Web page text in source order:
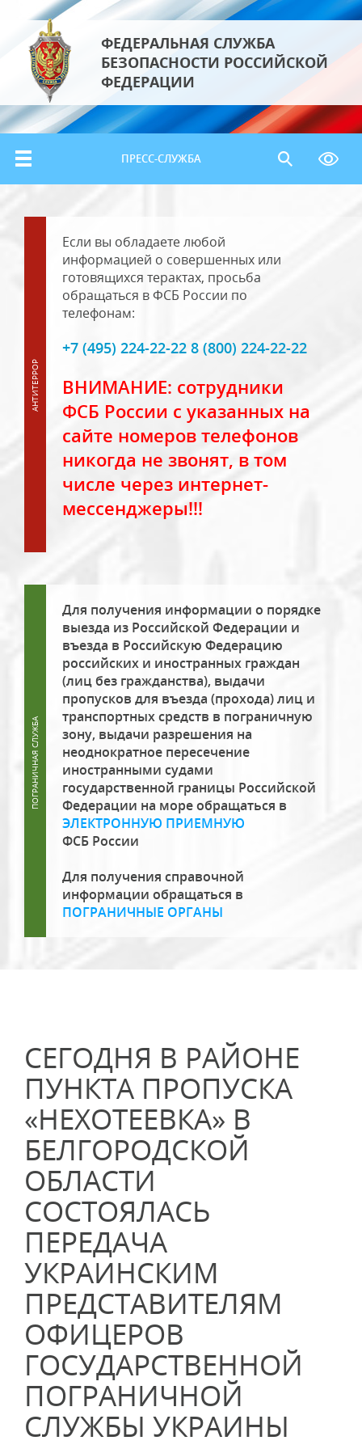
ФЕДЕРАЛЬНАЯ СЛУЖБА
БЕЗОПАСНОСТИ РОССИЙСКОЙ
ФЕДЕРАЦИИ
ПРЕСС-СЛУЖБА
Если вы обладаете любой
информацией о совершенных или
готовящихся терактах, просьба
обращаться в ФСБ России по
телефонам:
+7 (495) 224-22-22 8 (800) 224-22-22
ВНИМАНИЕ: сотрудники
ФСБ России с указанных на
сайте номеров телефонов
никогда не звонят, в том
числе через интернет-
мессенджеры!!!
Для получения информации о порядке
выезда из Российской Федерации и
въезда в Российскую Федерацию
российских и иностранных граждан
(лиц без гражданства), выдачи
пропусков для въезда (прохода) лиц и
транспортных средств в пограничную
зону, выдачи разрешения на
неоднократное пересечение
иностранными судами
государственной границы Российской
Федерации на море обращаться в
ЭЛЕКТРОННУЮ ПРИЕМНУЮ
ФСБ России
Для получения справочной
информации обращаться в
ПОГРАНИЧНЫЕ ОРГАНЫ
СЕГОДНЯ В РАЙОНЕ
ПУНКТА ПРОПУСКА
«НЕХОТЕЕВКА» В
БЕЛГОРОДСКОЙ
ОБЛАСТИ
СОСТОЯЛАСЬ
ПЕРЕДАЧА
УКРАИНСКИМ
ПРЕДСТАВИТЕЛЯМ
ОФИЦЕРОВ
ГОСУДАРСТВЕННОЙ
ПОГРАНИЧНОЙ
СЛУЖБЫ УКРАИНЫ